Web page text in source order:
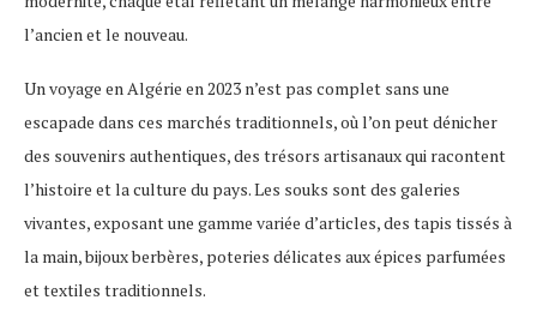
l’ancien et le nouveau.
Un voyage en Algérie en 2023 n’est pas complet sans une
escapade dans ces marchés traditionnels, où l’on peut dénicher
des souvenirs authentiques, des trésors artisanaux qui racontent
l’histoire et la culture du pays. Les souks sont des galeries
vivantes, exposant une gamme variée d’articles, des tapis tissés à
la main, bijoux berbères, poteries délicates aux épices parfumées
et textiles traditionnels.